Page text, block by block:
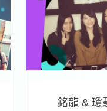
銘龍 & 瓊